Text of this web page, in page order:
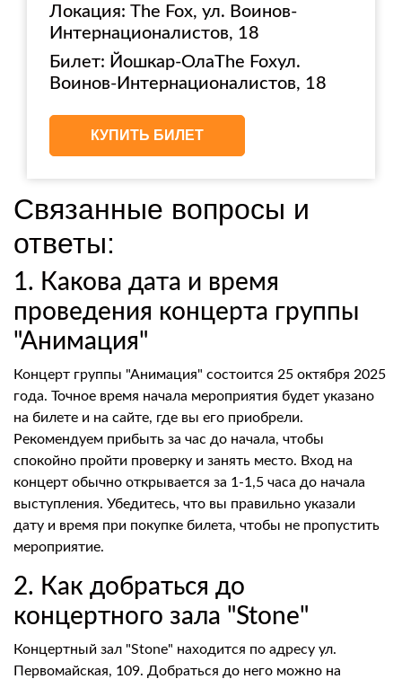
Локация: The Fox, ул. Воинов-
Интернационалистов, 18
Билет: Йошкар-ОлаThe Foxул.
Воинов-Интернационалистов, 18
КУПИТЬ БИЛЕТ
Связанные вопросы и
ответы:
1. Какова дата и время
проведения концерта группы
"Анимация"
Концерт группы "Анимация" состоится 25 октября 2025
года. Точное время начала мероприятия будет указано
на билете и на сайте, где вы его приобрели.
Рекомендуем прибыть за час до начала, чтобы
спокойно пройти проверку и занять место. Вход на
концерт обычно открывается за 1-1,5 часа до начала
выступления. Убедитесь, что вы правильно указали
дату и время при покупке билета, чтобы не пропустить
мероприятие.
2. Как добраться до
концертного зала "Stone"
Концертный зал "Stone" находится по адресу ул.
Первомайская, 109. Добраться до него можно на